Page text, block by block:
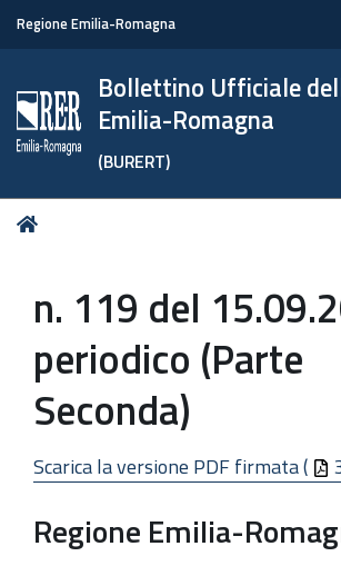
Regione Emilia-Romagna
Bollettino Ufficiale
Emilia-Romagna
(BURERT)
Tu
n. 119 del
periodico (Parte
Seconda)
Scarica la versione PDF firmata (
Regione Emilia-